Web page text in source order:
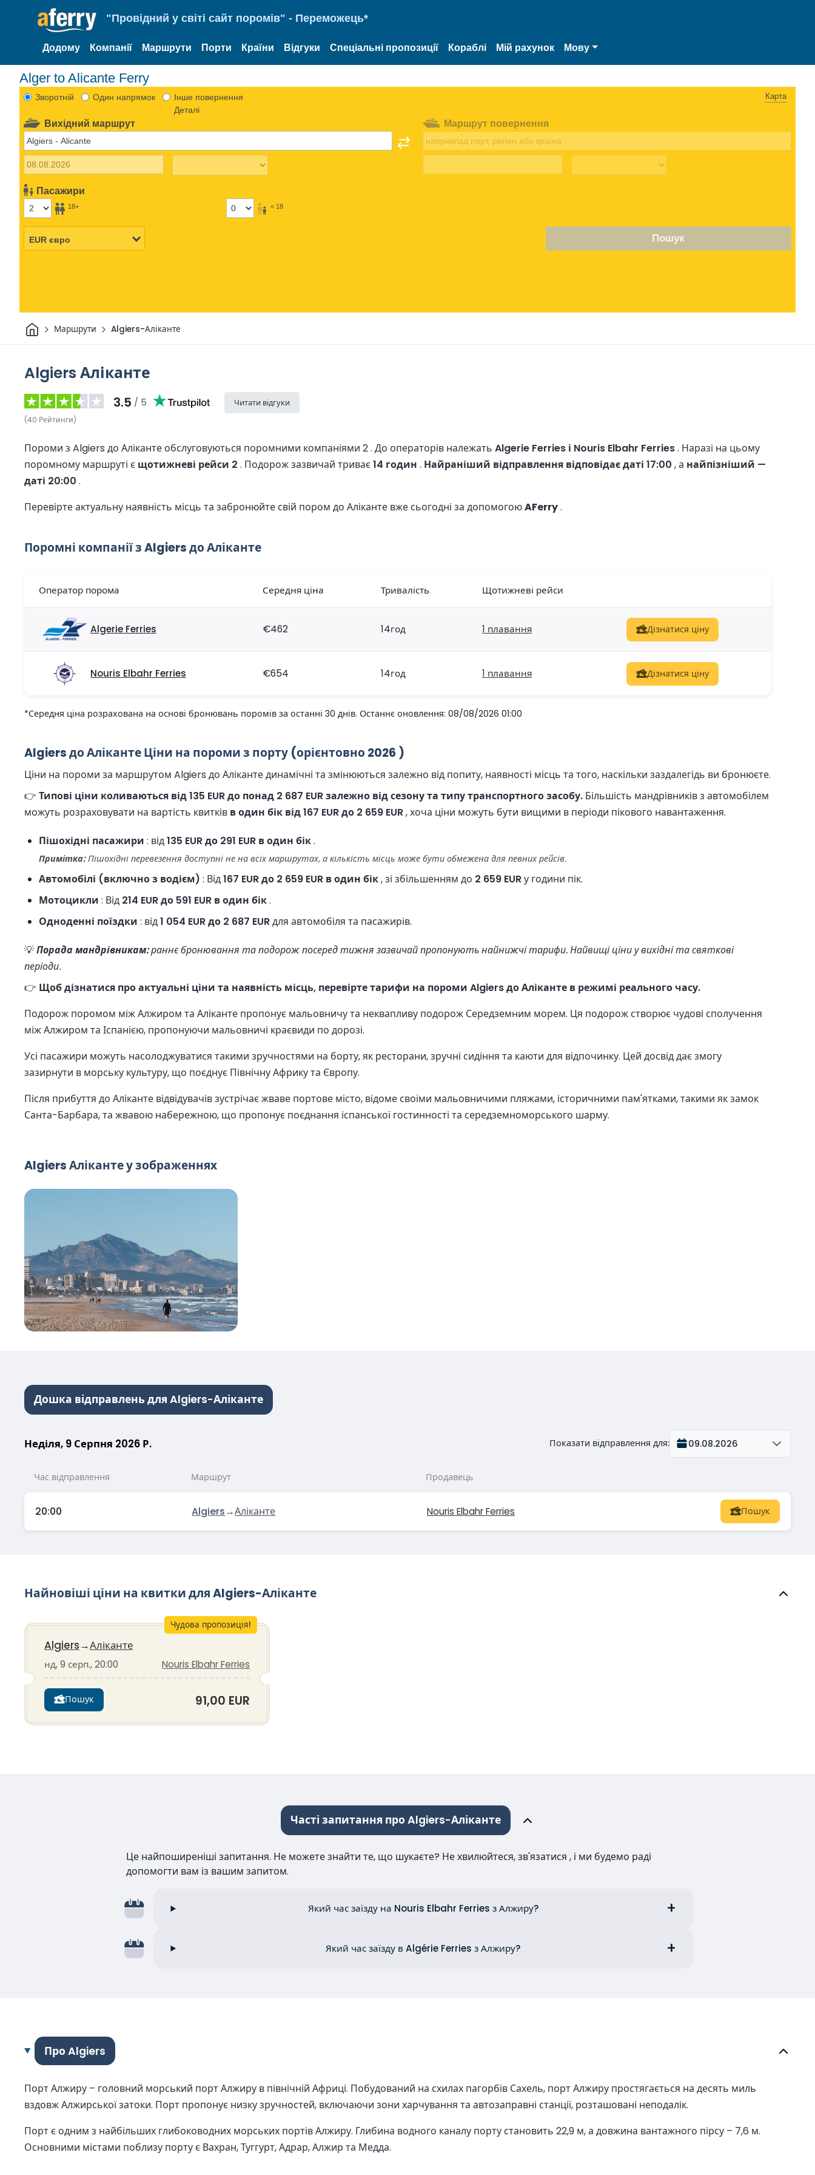
"Провідний у світі сайт поромів" - Переможець*
Додому Компанії Маршрути Порти Країни Відгуки Спеціальні пропозиції Кораблі Мій рахунок Мову
Alger to Alicante Ferry
Зворотній Один напрямок
Інше повернення
Деталі
Карта
Вихідний маршрут
Пасажири
18+ < 18
Маршрут повернення
Пошук
Дім Маршрути Algiers-Аліканте
Algiers Аліканте
3.5 / 5
(40 Рейтинги)
Читати відгуки
Пороми з Algiers до Аліканте обслуговуються поромними компаніями 2 . До операторів належать Algerie Ferries і Nouris Elbahr Ferries. Наразі на цьому
поромному маршруті є щотижневі рейси 2 . Подорож зазвичай триває14 годин . Найраніший відправлення відповідає даті 17:00 , а найпізніший —
даті 20:00 .
Перевірте актуальну наявність місць та забронюйте свій пором до Аліканте вже сьогодні за допомогоюAFerry.
Поромні компанії з Algiers до Аліканте
Оператор порома Середня ціна Тривалість Щотижневі рейси
Algerie Ferries €462 14год 1 плавання Дізнатися ціну
Nouris Elbahr Ferries €654 14год 1 плавання Дізнатися ціну
*Середня ціна розрахована на основі бронювань поромів за останні 30 днів. Останнє оновлення: 08/08/2026 01:00
Algiers до Аліканте Ціни на пороми з порту (орієнтовно 2026 )
Ціни на пороми за маршрутом Algiers до Аліканте динамічні та змінюються залежно від попиту, наявності місць та того, наскільки заздалегідь ви бронюєте.
👉 Типові ціни коливаються від 135 EUR до понад 2 687 EUR залежно від сезону та типу транспортного засобу. Більшість мандрівників з автомобілем
можуть розраховувати на вартість квитків в один бік від 167 EUR до 2 659 EUR, хоча ціни можуть бути вищими в періоди пікового навантаження.
Пішохідні пасажири : від135 EUR до 291 EUR в один бік.
Примітка:Пішохідні перевезення доступні не на всіх маршрутах, а кількість місць може бути обмежена для певних рейсів.
Автомобілі (включно з водієм) : Від167 EUR до 2 659 EUR в один бік, зі збільшенням до 2 659 EURу години пік.
Мотоцикли : Від 214 EUR до 591 EUR в один бік.
Одноденні поїздки : від1 054 EUR до 2 687 EURдля автомобіля та пасажирів.
💡Порада мандрівникам:раннє бронювання та подорож посеред тижня зазвичай пропонують найнижчі тарифи. Найвищі ціни у вихідні та святкові
періоди.
👉 Щоб дізнатися про актуальні ціни та наявність місць, перевірте тарифи на пороми Algiers до Аліканте в режимі реального часу.
Подорож поромом між Алжиром та Аліканте пропонує мальовничу та неквапливу подорож Середземним морем. Ця подорож створює чудові сполучення
між Алжиром та Іспанією, пропонуючи мальовничі краєвиди по дорозі.
Усі пасажири можуть насолоджуватися такими зручностями на борту, як ресторани, зручні сидіння та каюти для відпочинку. Цей досвід дає змогу
зазирнути в морську культуру, що поєднує Північну Африку та Європу.
Після прибуття до Аліканте відвідувачів зустрічає жваве портове місто, відоме своїми мальовничими пляжами, історичними пам'ятками, такими як замок
Санта-Барбара, та жвавою набережною, що пропонує поєднання іспанської гостинності та середземноморського шарму.
Algiers Аліканте у зображеннях
Дошка відправлень для Algiers-Аліканте
Неділя, 9 Серпня 2026 Р. Показати відправлення для: 09.08.2026
Час відправлення Маршрут Продавець
20:00 Algiers→Аліканте Nouris Elbahr Ferries Пошук
Найновіші ціни на квитки для Algiers-Аліканте
Чудова пропозиція!
Algiers→Аліканте
нд, 9 серп., 20:00 Nouris Elbahr Ferries
Пошук 91,00 EUR
Часті запитання про Algiers-Аліканте
Це найпоширеніші запитання. Не можете знайти те, що шукаєте? Не хвилюйтеся, зв'язатися , і ми будемо раді
допомогти вам із вашим запитом.
Який час заїзду на Nouris Elbahr Ferries з Алжиру?
Який час заїзду в Algérie Ferries з Алжиру?
Про Algiers
Порт Алжиру – головний морський порт Алжиру в північній Африці. Побудований на схилах пагорбів Сахель, порт Алжиру простягається на десять миль
вздовж Алжирської затоки. Порт пропонує низку зручностей, включаючи зони харчування та автозаправні станції, розташовані неподалік.
Порт є одним з найбільших глибоководних морських портів Алжиру. Глибина водного каналу порту становить 22,9 м, а довжина вантажного пірсу – 7,6 м.
Основними містами поблизу порту є Вахран, Туггурт, Адрар, Алжир та Медда.